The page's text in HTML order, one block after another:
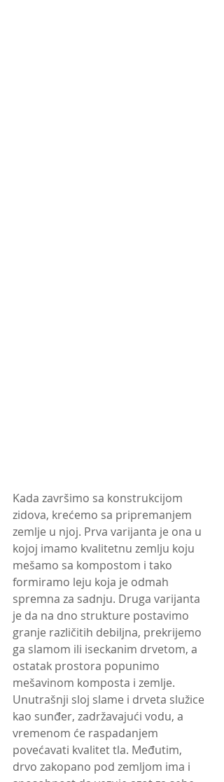
Kada završimo sa konstrukcijom
zidova, krećemo sa pripremanjem
zemlje u njoj. Prva varijanta je ona u
kojoj imamo kvalitetnu zemlju koju
mešamo sa kompostom i tako
formiramo leju koja je odmah
spremna za sadnju. Druga varijanta
je da na dno strukture postavimo
granje različitih debiljna, prekrijemo
ga slamom ili iseckanim drvetom, a
ostatak prostora popunimo
mešavinom komposta i zemlje.
Unutrašnji sloj slame i drveta služice
kao sunđer, zadržavajući vodu, a
vremenom će raspadanjem
povećavati kvalitet tla. Međutim,
drvo zakopano pod zemljom ima i